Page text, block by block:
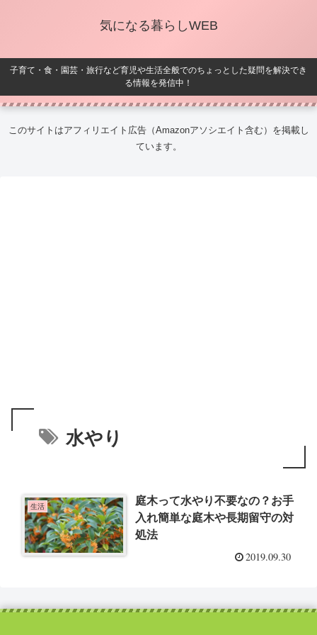
気になる暮らしWEB
子育て・食・園芸・旅行など育児や生活全般でのちょっとした疑問を解決でき
る情報を発信中！
このサイトはアフィリエイト広告（Amazonアソシエイト含む）を掲載し
ています。
水やり
生活
庭木って水やり不要なの？お手
入れ簡単な庭木や長期留守の対
処法
2019.09.30